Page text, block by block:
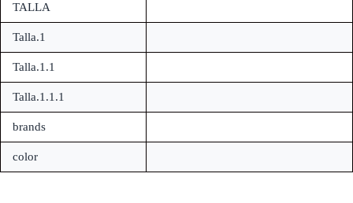
TALLA
Talla.1
Talla.1.1
Talla.1.1.1
brands
color